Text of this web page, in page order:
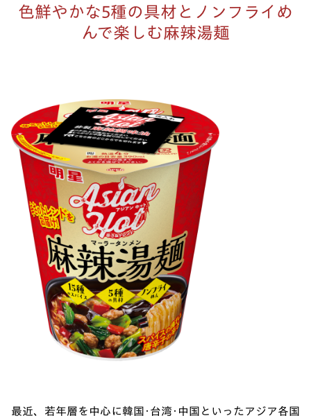
色鮮やかな5種の具材とノンフライめ
んで楽しむ麻辣湯麺
最近、若年層を中心に韓国･台湾･中国といったアジア各国